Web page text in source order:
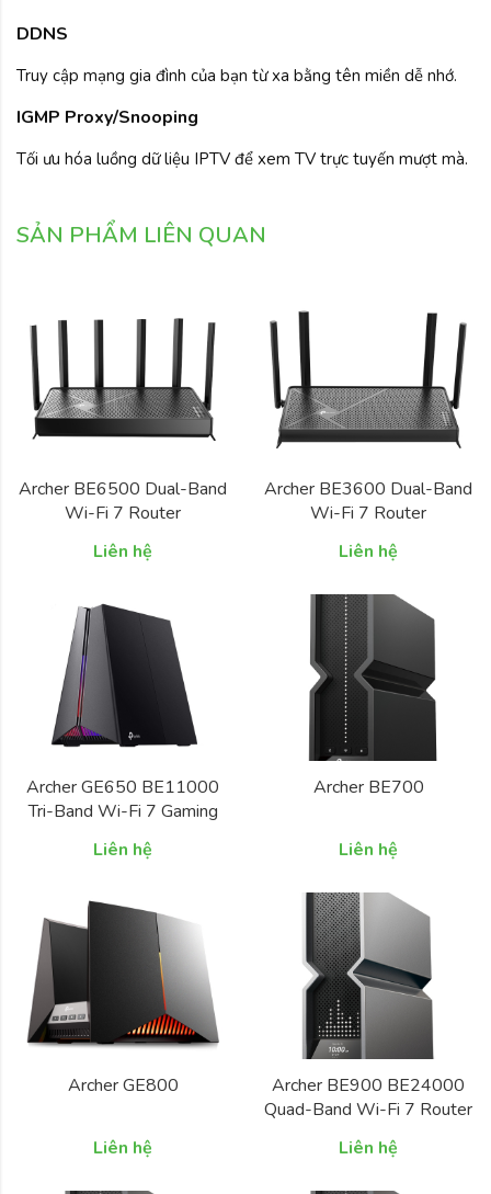
DDNS
Truy cập mạng gia đình của bạn từ xa bằng tên miền dễ nhớ.
IGMP Proxy/Snooping
Tối ưu hóa luồng dữ liệu IPTV để xem TV trực tuyến mượt mà.
SẢN PHẨM LIÊN QUAN
Archer BE6500 Dual-Band
Wi-Fi 7 Router
Liên hệ
Archer BE3600 Dual-Band
Wi-Fi 7 Router
Liên hệ
Archer GE650 BE11000
Tri-Band Wi-Fi 7 Gaming
Router
Liên hệ
Archer BE700
Liên hệ
Archer GE800
Liên hệ
Archer BE900 BE24000
Quad-Band Wi-Fi 7 Router
Liên hệ